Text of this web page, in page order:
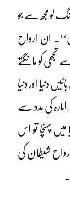
لو مجھ سے جو
ان ارواح
کو مانگتے
دنیا اور دنیا
کی مدد سے
پہنچا تو اس
ارواح شیطان کی